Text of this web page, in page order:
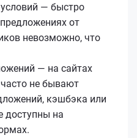
— быстро
от
невозможно, что
— на сайтах
не бывают
кэшбэка или
доступны на